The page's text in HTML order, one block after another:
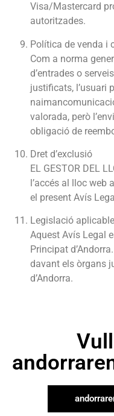
Visa/Mastercard
autoritzades.
Política de venda i
Com a norma
d’entrades o
justificats, l’usuari
valorada, però
obligació de
Dret d’exclusió
EL GESTOR DEL
l’accés al lloc web
el present Avís
Legislació
Aquest Avís Legal
Principat
davant els òrgans
d’Andorra.